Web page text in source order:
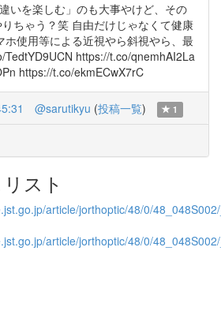
いを楽しむ」のも大事やけど、その
ちゃう？笑 自由だけじゃなくて健康
ホ使用等による近視やら斜視やら、最
TedtYD9UCN https://t.co/qnemhAI2La
https://t.co/ekmECwX7rC
@sarutikyu (投稿一覧) 1
スト
article/jorthoptic/48/0/
article/jorthoptic/48/0/